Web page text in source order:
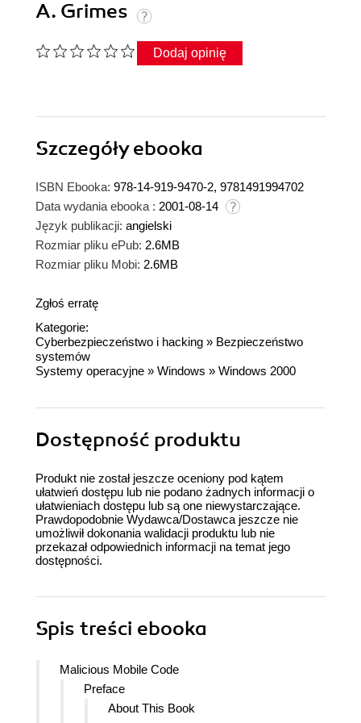
A. Grimes
Dodaj opinię
Szczegółyebooka
ISBN Ebooka: 978-14-919-9470-2, 9781491994702
Data wydania ebooka : 2001-08-14
Język publikacji: angielski
Rozmiar pliku ePub: 2.6MB
Rozmiar pliku Mobi: 2.6MB
Zgłoś erratę
Kategorie:
Cyberbezpieczeństwo i hacking » Bezpieczeństwo
systemów
Systemy operacyjne » Windows » Windows 2000
Dostępność produktu
Produkt nie został jeszcze oceniony pod kątem
ułatwień dostępu lub nie podano żadnych informacji o
ułatwieniach dostępu lub są one niewystarczające.
Prawdopodobnie Wydawca/Dostawca jeszcze nie
umożliwił dokonania walidacji produktu lub nie
przekazał odpowiednich informacji na temat jego
dostępności.
Spis treści ebooka
Malicious Mobile Code
Preface
About This Book